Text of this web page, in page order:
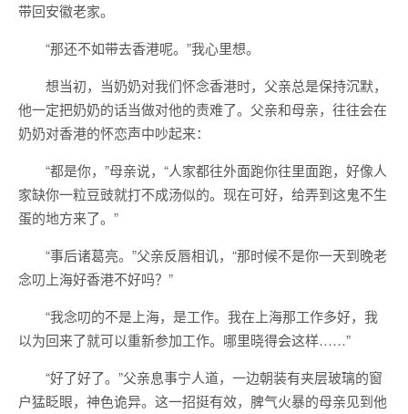
带回安徽老家。
“那还不如带去香港呢。”我心里想。
想当初，当奶奶对我们怀念香港时，父亲总是保持沉默，
他一定把奶奶的话当做对他的责难了。父亲和母亲，往往会在
奶奶对香港的怀恋声中吵起来：
“都是你，”母亲说，“人家都往外面跑你往里面跑，好像人
家缺你一粒豆豉就打不成汤似的。现在可好，给弄到这鬼不生
蛋的地方来了。”
“事后诸葛亮。”父亲反唇相讥，“那时候不是你一天到晚老
念叨上海好香港不好吗？”
“我念叨的不是上海，是工作。我在上海那工作多好，我
以为回来了就可以重新参加工作。哪里晓得会这样……”
“好了好了。”父亲息事宁人道，一边朝装有夹层玻璃的窗
户猛眨眼，神色诡异。这一招挺有效，脾气火暴的母亲见到他